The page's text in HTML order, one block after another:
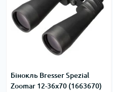
Бінокль Bresser Spezial
Zoomar 12-36x70 (1663670)